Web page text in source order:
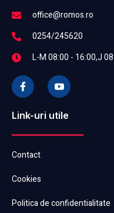
office@romos.ro
0254/245620
L-M 08:00 - 16:00,J
Link-uri utile
Contact
Cookies
Politica de confidentialitate